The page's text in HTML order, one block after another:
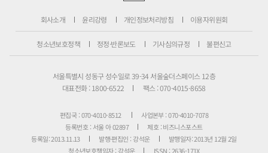
회사소개 윤리강령 개인정보처리방침 이용자위원회
청소년보호정책 정정·반론보도 기사심의규정 불편신고
서울특별시 성동구 성수일로 39-34 서울숲더스페이스 12층
대표전화 : 1800-6522
팩스 : 070-4015-8658
편집국 : 070-4010-8512
사업본부 : 070-4010-7078
등록번호 : 서울 아 02897
제호 : 비즈니스포스트
등록일: 2013.11.13
발행·편집인 : 강석운
발행일자: 2013년 12월 2일
청소년보호책임자 : 강석운
ISSN : 2636-171X